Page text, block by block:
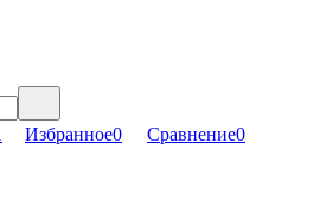
Избранное0 Сравнение0